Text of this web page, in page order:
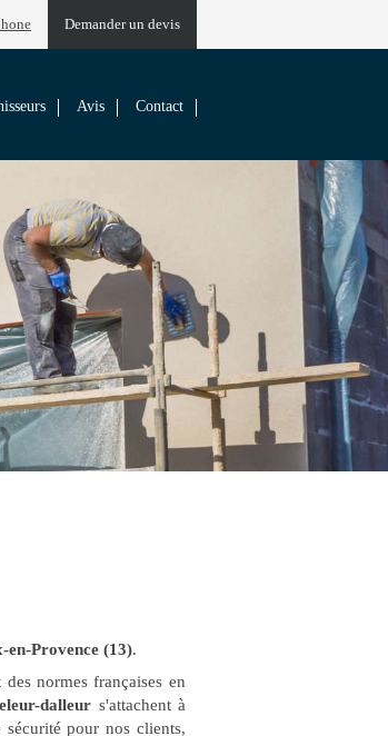
Demander un devis
Avis Contact
en-Provence (13).
normes françaises en
dalleur s'attachent à
pour nos clients,